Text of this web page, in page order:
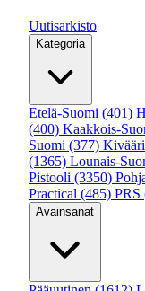
Uutisarkisto
Kategoria
Etelä-Suomi (401)
(400) Kaakkois-
Suomi (377) Kivääri
(1365) Lounais-
Pistooli (3350)
Practical (485) PRS
Avainsanat